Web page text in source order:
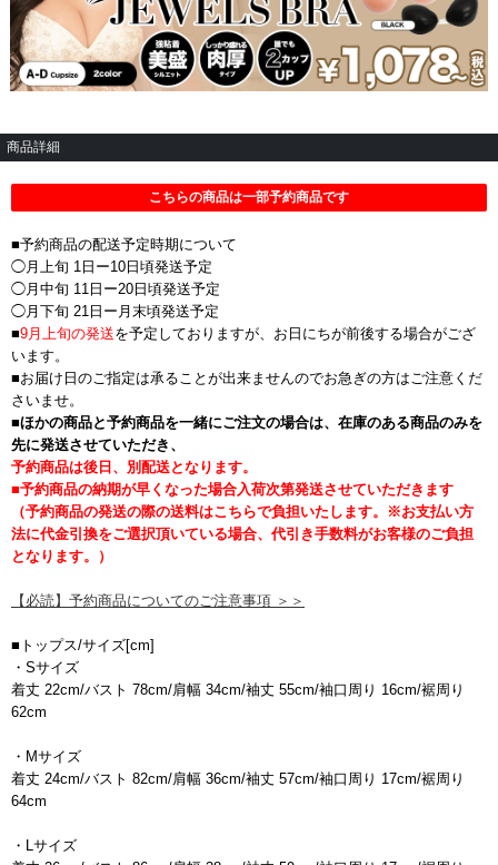
商品詳細
こちらの商品は一部予約商品です
■予約商品の配送予定時期について
◯月上旬 1日ー10日頃発送予定
◯月中旬 11日ー20日頃発送予定
◯月下旬 21日ー月末頃発送予定
■9月上旬の発送を予定しておりますが、お日にちが前後する場合がござ
います。
■お届け日のご指定は承ることが出来ませんのでお急ぎの方はご注意くだ
さいませ。
■ほかの商品と予約商品を一緒にご注文の場合は、在庫のある商品のみを
先に発送させていただき、
予約商品は後日、別配送となります。
■予約商品の納期が早くなった場合入荷次第発送させていただきます
（予約商品の発送の際の送料はこちらで負担いたします。※お支払い方
法に代金引換をご選択頂いている場合、代引き手数料がお客様のご負担
となります。）
【必読】予約商品についてのご注意事項 ＞＞
■トップス/サイズ[cm]
・Sサイズ
着丈 22cm/バスト 78cm/肩幅 34cm/袖丈 55cm/袖口周り 16cm/裾周り
62cm
・Mサイズ
着丈 24cm/バスト 82cm/肩幅 36cm/袖丈 57cm/袖口周り 17cm/裾周り
64cm
・Lサイズ